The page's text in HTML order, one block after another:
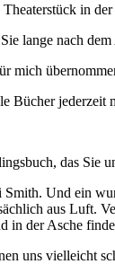
in der
lange nach
mich
Bücher
das Sie
Und ein
aus Luft.
der Asche
uns vielleicht